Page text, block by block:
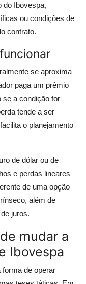
do Ibovespa,
ou condições de
contrato.
se aproxima
paga um prêmio
se a condição for
tende a ser
o planejamento
de dólar ou de
e perdas lineares
de uma opção
além de
juros.
mudar a
Ibovespa
de operar